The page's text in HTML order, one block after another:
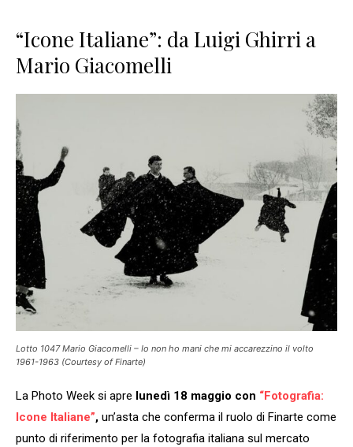
“Icone Italiane”: da Luigi Ghirri a
Mario Giacomelli
Lotto 1047 Mario Giacomelli – Io non ho mani che mi accarezzino il volto
1961-1963 (Courtesy of Finarte)
La Photo Week si apre lunedì 18 maggio con “Fotografia:
Icone Italiane”, un’asta che conferma il ruolo di Finarte come
punto di riferimento per la fotografia italiana sul mercato